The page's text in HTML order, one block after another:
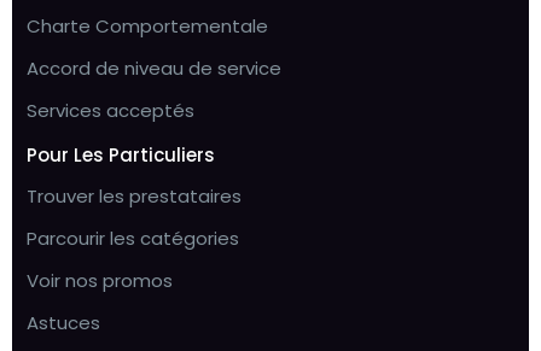
Charte Comportementale
Accord de niveau de service
Services acceptés
Pour Les Particuliers
Trouver les prestataires
Parcourir les catégories
Voir nos promos
Astuces